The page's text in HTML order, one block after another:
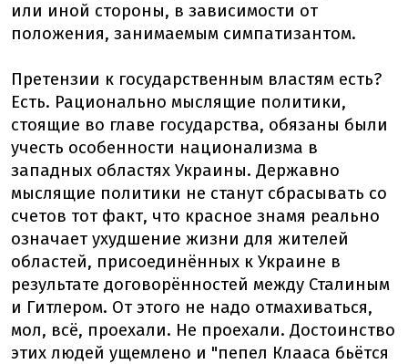
или иной стороны, в зависимости от
положения, занимаемым симпатизантом.
Претензии к государственным властям есть?
Есть. Рационально мыслящие политики,
стоящие во главе государства, обязаны были
учесть особенности национализма в
западных областях Украины. Державно
мыслящие политики не станут сбрасывать со
счетов тот факт, что красное знамя реально
означает ухудшение жизни для жителей
областей, присоединённых к Украине в
результате договорённостей между Сталиным
и Гитлером. От этого не надо отмахиваться,
мол, всё, проехали. Не проехали. Достоинство
этих людей ущемлено и "пепел Клааса бьётся